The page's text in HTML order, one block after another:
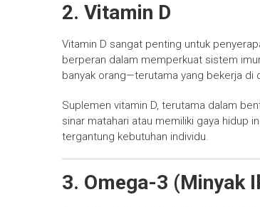
2. Vitamin D
Vitamin D sangat penting untuk
berperan dalam memperkuat sistem
banyak orang—terutama yang bekerja di
Suplemen vitamin D, terutama dalam
sinar matahari atau memiliki gaya hidup
tergantung kebutuhan individu.
3. Omega-3 (Minyak